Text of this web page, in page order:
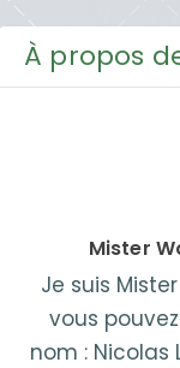
À propos
Mister
Je suis
vous
nom : Nicolas